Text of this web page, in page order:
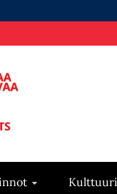
Kulttuuri